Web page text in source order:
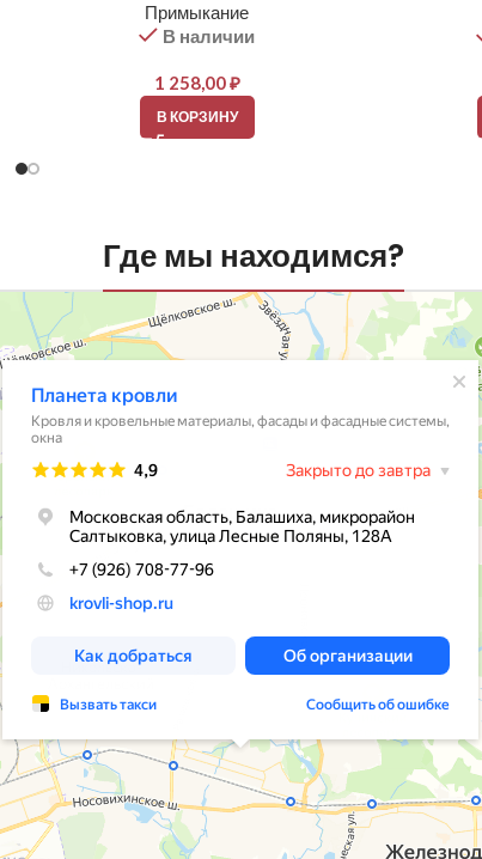
Примыкание
В наличии
1 258,00₽
В КОРЗИНУ
Где мы находимся?
в Балашихе